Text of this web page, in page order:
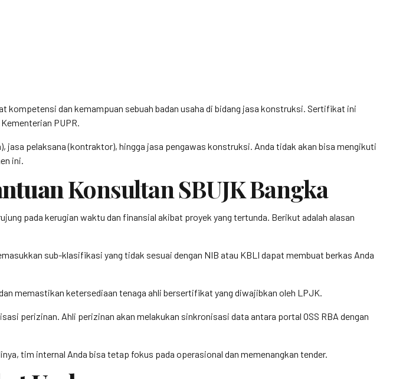
kompetensi dan kemampuan sebuah badan usaha di bidang jasa konstruksi. Sertifikat ini
PUPR.
jasa pelaksana (kontraktor), hingga jasa pengawas konstruksi. Anda tidak akan bisa mengikuti
ini.
Konsultan SBUJK Bangka
pada kerugian waktu dan finansial akibat proyek yang tertunda. Berikut adalah alasan
sub-klasifikasi yang tidak sesuai dengan NIB atau KBLI dapat membuat berkas Anda
memastikan ketersediaan tenaga ahli bersertifikat yang diwajibkan oleh LPJK.
perizinan. Ahli perizinan akan melakukan sinkronisasi data antara portal OSS RBA dengan
tim internal Anda bisa tetap fokus pada operasional dan memenangkan tender.